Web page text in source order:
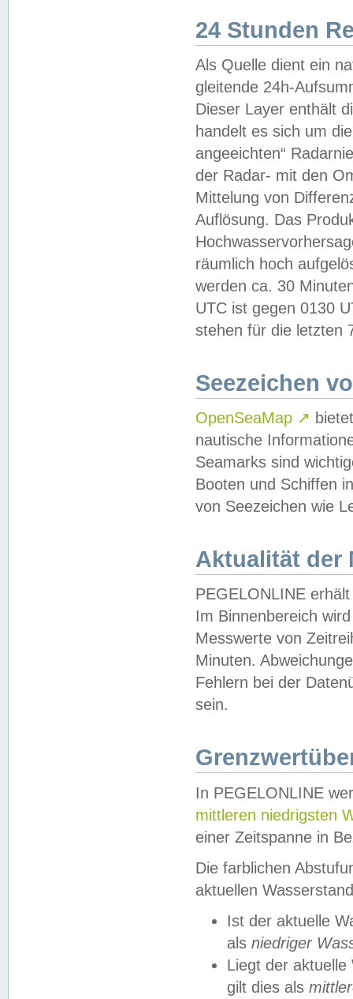
24 Stunden
Als Quelle dient ein
gleitende 24h-
Dieser Layer enthält
handelt es sich um
angeeichten“
der Radar- mit den
Mittelung von
Auflösung. Das
räumlich hoch
werden ca. 30
UTC ist gegen 0130
stehen für die letzten
Seezeichen
OpenSeaMap ↗
nautische
Seamarks sind
Booten und Schiffen
von Seezeichen wie
Aktualität der
PEGELONLINE
Im Binnenbereich
Messwerte von
Minuten.
Fehlern bei der
sein.
In PEGELONLINE
mittleren niedrigsten
einer Zeitspanne in
Die farblichen
aktuellen
Ist der aktuelle
als niedriger
Liegt der
gilt dies als